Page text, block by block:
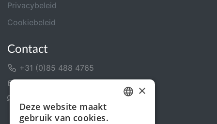
Privacybeleid
Cookiebeleid
Contact
+31 (0)85 488 4765
×
Deze website maakt
gebruik van cookies.